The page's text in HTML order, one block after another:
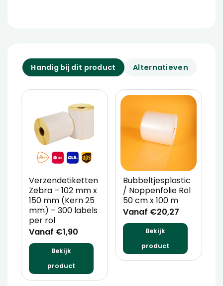
Handig bij dit product Alternatieven
Verzendetiketten
Zebra – 102 mm x
150 mm (Kern 25
mm) – 300 labels
per rol
Vanaf €1,90
Bekijk
product
Bubbeltjesplastic
/ Noppenfolie Rol
50 cm x 100 m
Vanaf €20,27
Bekijk
product